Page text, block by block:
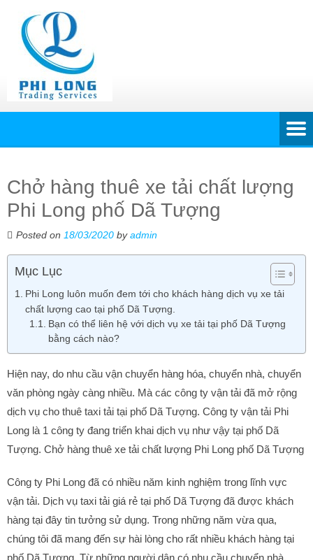
Chở hàng thuê xe tải chất lượng
Phi Long phố Dã Tượng
Posted on 18/03/2020 byadmin
Mục Lục
Phi Long luôn muốn đem tới cho khách hàng dịch vụ xe tải
chất lượng cao tại phố Dã Tượng.
Bạn có thể liên hệ với dịch vụ xe tải tại phố Dã Tượng
bằng cách nào?
Hiện nay, do nhu cầu vận chuyển hàng hóa, chuyển nhà, chuyển
văn phòng ngày càng nhiều. Mà các công ty vận tải đã mở rộng
dịch vụ cho thuê taxi tải tại phố Dã Tượng. Công ty vận tải Phi
Long là 1 công ty đang triển khai dịch vụ như vậy tại phố Dã
Tượng. Chở hàng thuê xe tải chất lượng Phi Long phố Dã Tượng
Công ty Phi Long đã có nhiều năm kinh nghiệm trong lĩnh vực
vận tải. Dịch vụ taxi tải giá rẻ tại phố Dã Tượng đã được khách
hàng tại đây tin tưởng sử dụng. Trong những năm vừa qua,
chúng tôi đã mang đến sự hài lòng cho rất nhiều khách hàng tại
phố Dã Tượng. Từ những người dân có nhu cầu chuyển nhà,